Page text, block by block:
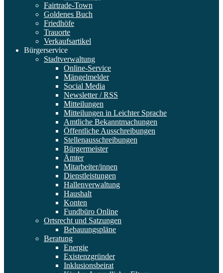
Fairtrade-Town
Goldenes Buch
Friedhöfe
Trauorte
Verkaufsartikel
Bürgerservice
Stadtverwaltung
Online-Service
Mängelmelder
Social Media
Newsletter / RSS
Mitteilungen
Mitteilungen in Leichter Sprache
Amtliche Bekanntmachungen
Öffentliche Ausschreibungen
Stellenausschreibungen
Bürgermeister
Ämter
Mitarbeiter/innen
Dienstleistungen
Hallenverwaltung
Haushalt
Konten
Fundbüro Online
Ortsrecht und Satzungen
Bebauungspläne
Beratung
Energie
Existenzgründer
Inklusionsbeirat